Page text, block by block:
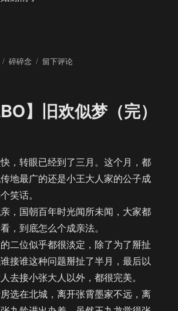
是一个REPO”
分
碎碎念
于
不
是
REPO
留下评论
】旧欢似梦（完）
转眼已经到了三月。这个月，都
地最广的还是小王大人家的公子成
笑话。
国朝百年时光闻所未闻，大家都
，到底怎么个成亲法。
位似乎都很淡定，除了为了掰扯
接谁这种问题掰扯了半月，最后以
去接小张大人以外，都很完美。
在北城，离开张霄墨家不远，离